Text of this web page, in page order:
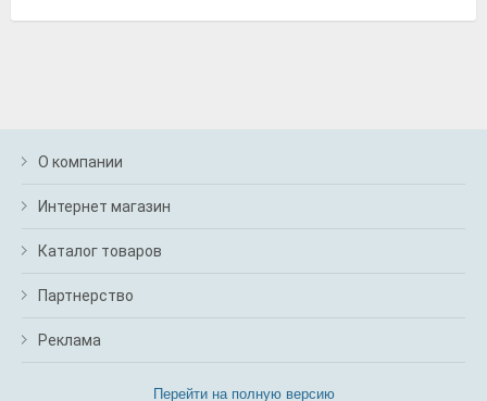
О компании
Интернет магазин
Каталог товаров
Партнерство
Реклама
Перейти на полную версию